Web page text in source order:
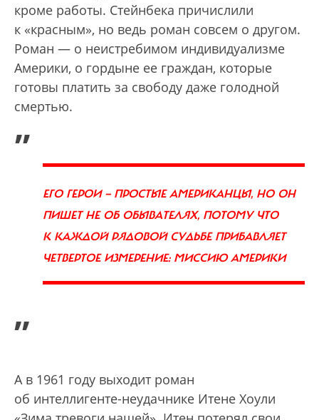
кроме работы. Стейнбека причислили
к «красным», но ведь роман совсем о другом.
Роман — о неистребимом индивидуализме
Америки, о гордыне ее граждан, которые
готовы платить за свободу даже голодной
смертью.
„
ЕГО ГЕРОИ — ПРОСТЫЕ АМЕРИКАНЦЫ, НО ОН
ПИШЕТ НЕ ОБ ОБЫВАТЕЛЯХ, ПОТОМУ ЧТО
К КАЖДОЙ РЯДОВОЙ СУДЬБЕ ПРИБАВЛЯЕТ
ЧЕТВЕРТОЕ ИЗМЕРЕНИЕ: МИССИЮ АМЕРИКИ
”
А в 1961 году выходит роман
об интеллигенте-неудачнике Итене Хоули